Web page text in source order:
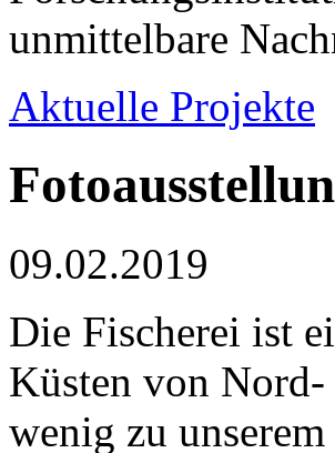
unmittelbare
Aktuelle Projekte
09.02.2019
Die Fischerei ist
Küsten von Nord-
wenig zu